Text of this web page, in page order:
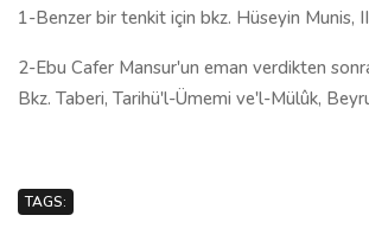
1-Benzer bir tenkit için bkz. Hüseyin Munis,
2-Ebu Cafer Mansur'un eman verdikten
Bkz. Taberi, Tarihü'l-Ümemi ve'l-Mülûk,
TAGS: